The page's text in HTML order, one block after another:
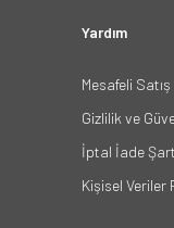
Yardım
Mesafeli
Gizlilik ve
İptal İade
Kişisel Veriler